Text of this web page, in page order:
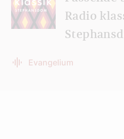
Radio
Evangelium